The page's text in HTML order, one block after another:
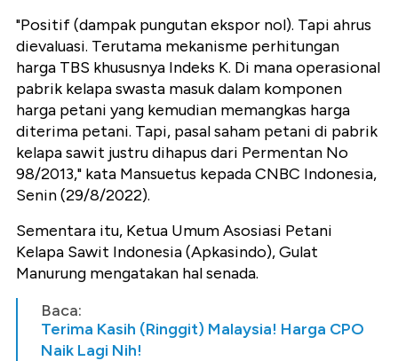
"Positif (dampak pungutan ekspor nol). Tapi ahrus
dievaluasi. Terutama mekanisme perhitungan
harga TBS khususnya Indeks K. Di mana operasional
pabrik kelapa swasta masuk dalam komponen
harga petani yang kemudian memangkas harga
diterima petani. Tapi, pasal saham petani di pabrik
kelapa sawit justru dihapus dari Permentan No
98/2013," kata Mansuetus kepada CNBC Indonesia,
Senin (29/8/2022).
Sementara itu, Ketua Umum Asosiasi Petani
Kelapa Sawit Indonesia (Apkasindo), Gulat
Manurung mengatakan hal senada.
Baca:
Terima Kasih (Ringgit) Malaysia! Harga CPO
Naik Lagi Nih!